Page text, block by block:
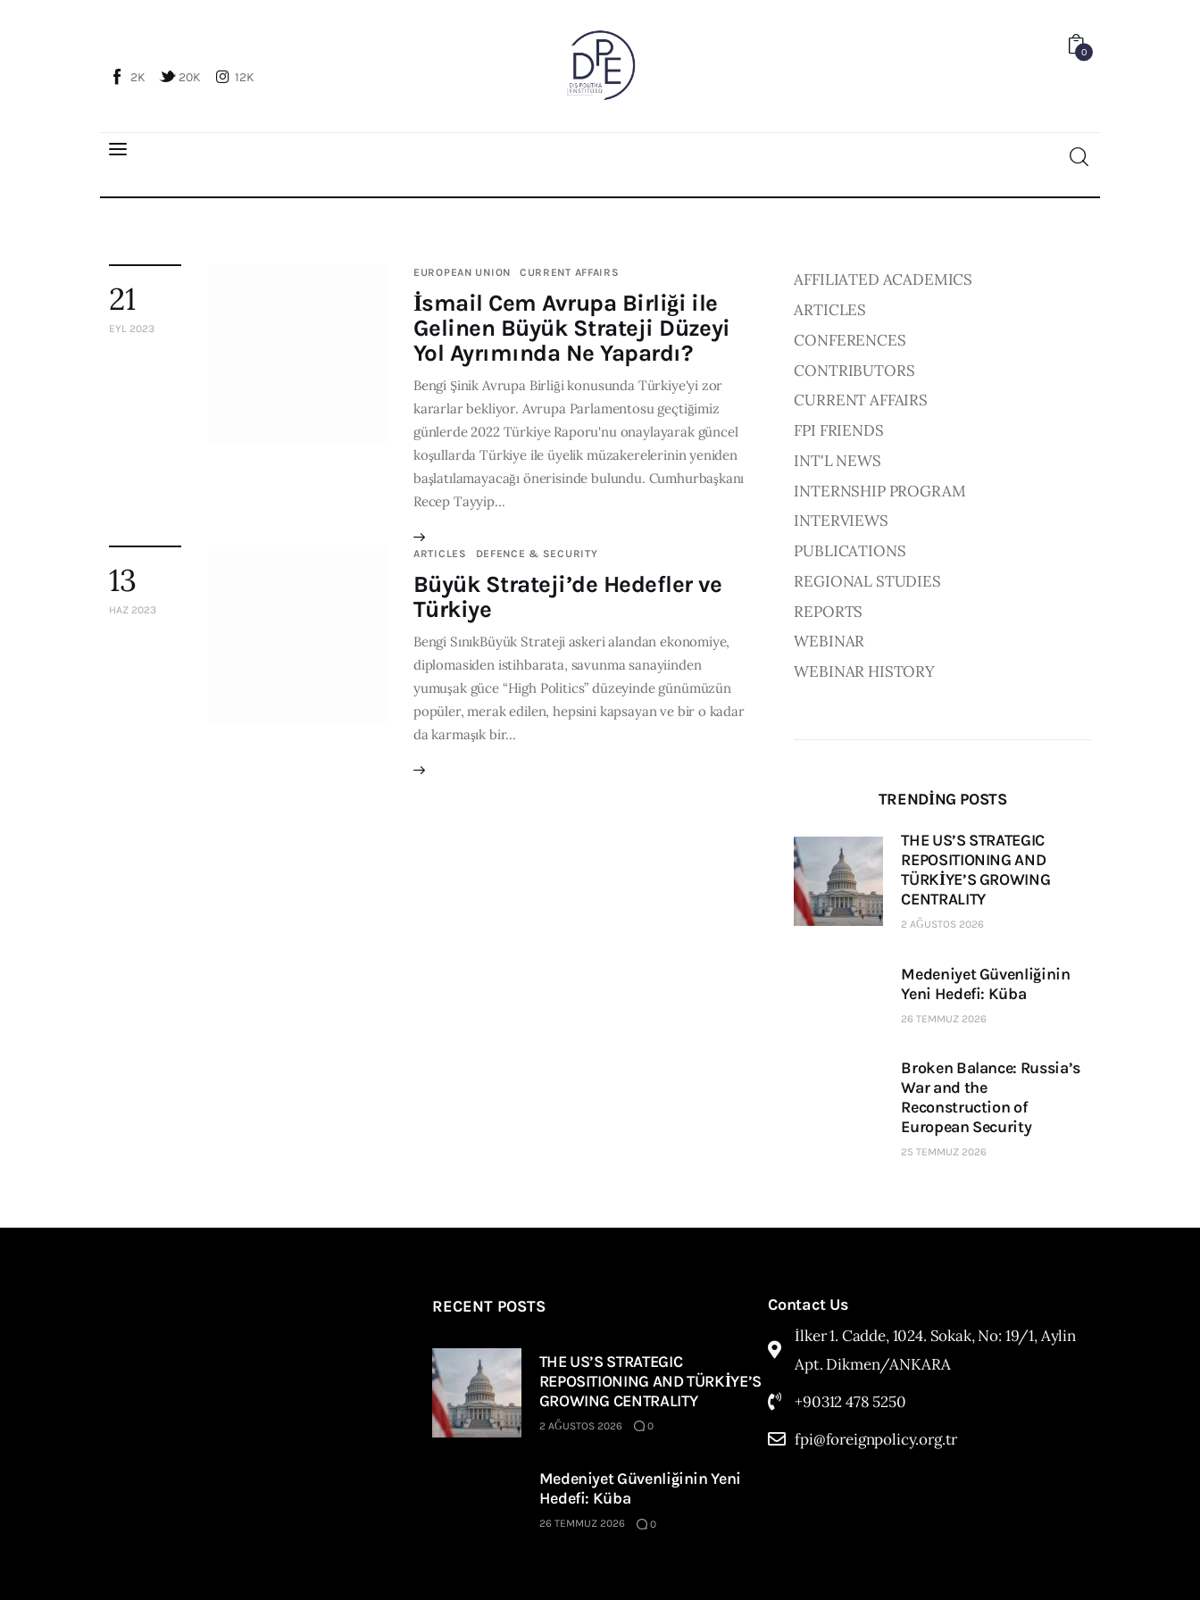
2K 20K 12K
0
Global Perspective
Policy and Communications Unit
21
EYL 2023
EUROPEAN UNION CURRENT AFFAIRS
İsmail Cem Avrupa Birliği ile
Gelinen Büyük Strateji Düzeyi
Yol Ayrımında Ne Yapardı?
Bengi Şinik Avrupa Birliği konusunda Türkiye'yi zor
kararlar bekliyor. Avrupa Parlamentosu geçtiğimiz
günlerde 2022 Türkiye Raporu'nu onaylayarak güncel
koşullarda Türkiye ile üyelik müzakerelerinin yeniden
başlatılamayacağı önerisinde bulundu. Cumhurbaşkanı
Recep Tayyip…
13
HAZ 2023
ARTICLES DEFENCE & SECURITY
Büyük Strateji’de Hedefler ve
Türkiye
Bengi SınıkBüyük Strateji askeri alandan ekonomiye,
diplomasiden istihbarata, savunma sanayiinden
yumuşak güce “High Politics” düzeyinde günümüzün
popüler, merak edilen, hepsini kapsayan ve bir o kadar
da karmaşık bir…
AFFILIATED ACADEMICS
ARTICLES
CONFERENCES
CONTRIBUTORS
CURRENT AFFAIRS
FPI FRIENDS
INT'L NEWS
INTERNSHIP PROGRAM
INTERVIEWS
PUBLICATIONS
REGIONAL STUDIES
REPORTS
WEBINAR
WEBINAR HISTORY
TRENDING POSTS
THE US’S STRATEGIC
REPOSITIONING AND
TÜRKİYE’S GROWING
CENTRALITY
2 AĞUSTOS 2026
Medeniyet Güvenliğinin
Yeni Hedefi: Küba
26 TEMMUZ 2026
Broken Balance: Russia’s
War and the
Reconstruction of
European Security
25 TEMMUZ 2026
RECENT POSTS
THE US’S STRATEGIC
REPOSITIONING AND TÜRKİYE’S
GROWING CENTRALITY
2 AĞUSTOS 2026 0
Medeniyet Güvenliğinin Yeni
Hedefi: Küba
26 TEMMUZ 2026 0
Contact Us
İlker 1. Cadde, 1024. Sokak, No: 19/1, Aylin
Apt. Dikmen/ANKARA
+90312 478 5250
fpi@foreignpolicy.org.tr